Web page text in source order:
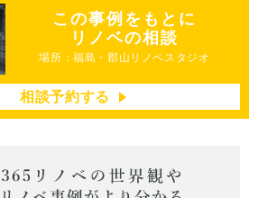
この事例をもとに
リノベの相談
場所：福島・郡山リノベスタジオ
相談予約する